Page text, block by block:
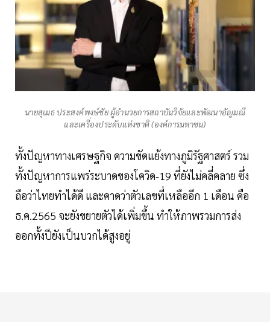
นายสุเมธ ประสงค์พงษ์ชัย ผู้อำนวยการสถาบันวิจัยและพัฒนาอัญมณี
และเครื่องประดับแห่งชาติ (องค์การมหาชน)
ทั้งปัญหาทางเศรษฐกิจ ความขัดแย้งทางภูมิรัฐศาสตร์ รวม
ทั้งปัญหาการแพร่ระบาดของโควิด-19 ที่ยังไม่คลี่คลาย ซึ่ง
ถือว่าไทยทำได้ดี และคาดว่าตัวเลขที่เหลืออีก 1 เดือน คือ
ธ.ค.2565 จะยังขยายตัวได้เพิ่มขึ้น ทำให้ภาพรวมการส่ง
ออกทั้งปียังเป็นบวกได้สูงอยู่